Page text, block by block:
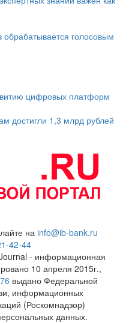
голосовым
цифровых платформ
достигли 1,3 млрд рублей
на info@ib-bank.ru
42-44
- информационная
10 апреля 2015г.,
выдано Федеральной
информационных
(Роскомнадзор)
данных.